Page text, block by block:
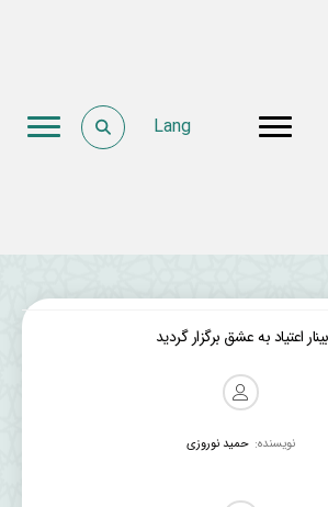
Lang
اعتیاد به عشق برگزار گردید
نویسنده: حمید نوروزی